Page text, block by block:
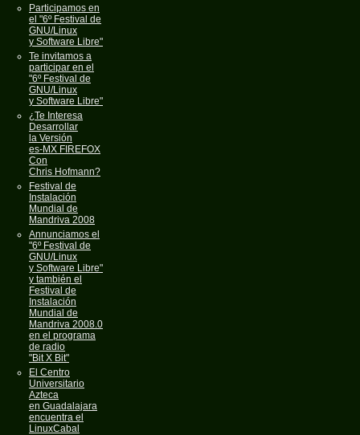
Participamos en
el "6º Festival de
GNU/Linux
y Software Libre"
Te invitamos a
participar en el
"6º Festival de
GNU/Linux
y Software Libre"
¿Te Interesa
Desarrollar
la Versión
es-MX FIREFOX
Con
Chris Hofmann?
Festival de
Instalación
Mundial de
Mandriva 2008
Annunciamos el
"6º Festival de
GNU/Linux
y Software Libre"
y también el
Festival de
Instalación
Mundial de
Mandriva 2008.0
en el programa
de radio
"Bit X Bit"
El Centro
Universitario
Azteca
en Guadalajara
encuentra el
LinuxCabal